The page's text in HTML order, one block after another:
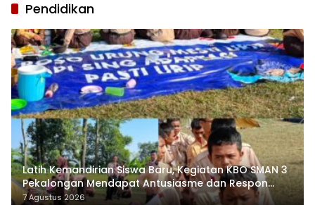
Pendidikan
Latih Kemandirian Siswa Baru, Kegiatan KBO SMAN 3
Pekalongan Mendapat Antusiasme dan Respon
Positif Orang Tua Murid
7 Agustus 2026